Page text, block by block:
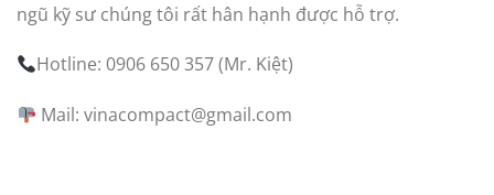
ngũ kỹ sư chúng tôi rất hân hạnh được hỗ trợ.
Hotline: 0906 650 357 (Mr. Kiệt)
Mail: vinacompact@gmail.com